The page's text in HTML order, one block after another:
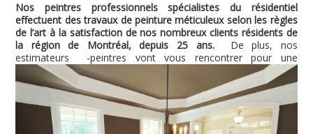
Nos peintres professionnels spécialistes du résidentiel
effectuent des travaux de peinture méticuleux selon les règles
de l’art à la satisfaction de nos nombreux clients résidents de
la région de Montréal, depuis 25 ans.De plus, nos
estimateurs -peintres vont vous rencontrer pour une